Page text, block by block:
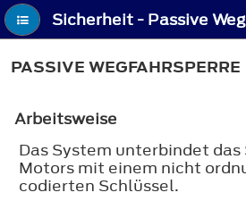
PASSIVE WEGFAHRSPERRE
Arbeitsweise
Das System unterbindet
Motors mit einem nicht
codierten Schlüssel.